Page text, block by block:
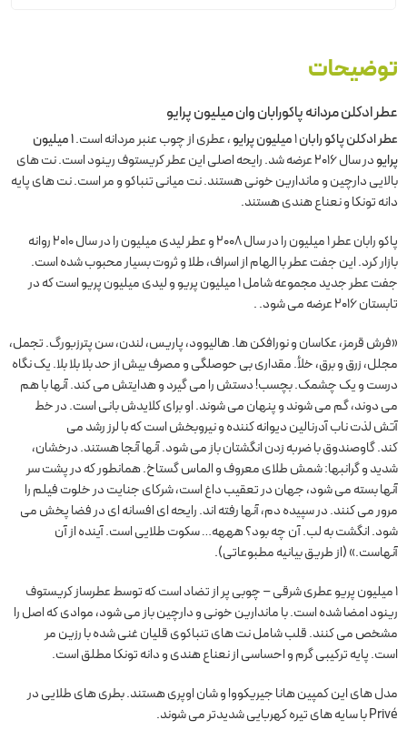
توضیحات
عطر ادکلن مردانه پاکورابان وان میلیون پرایو
عطر ادکلن پاکو رابان میلیون پرایو، عطری از چوب عنبر مردانه است. 1 میلیون
پرایو
در سال 2016 عرضه شد. رایحه اصلی این عطر کریستوف رینود است. نت های
بالایی دارچین و ماندارین خونی هستند. نت میانی تنباکو و مر است. نت های پایه
دانه تونکا و نعناع هندی هستند.
پاکو رابان عطر 1 میلیون را در سال 2008 و عطر لیدی میلیون را در سال 2010 روانه
بازار کرد. این جفت عطر با الهام از اسراف، طلا و ثروت بسیار محبوب شده است.
جفت عطر جدید مجموعه شامل 1 میلیون پریو و لیدی میلیون پریو است که در
تابستان 2016 عرضه می شود. .
«فرش قرمز، عکاسان و نورافکن ها. هالیوود، پاریس، لندن، سن پترزبورگ. تجمل،
مجلل، زرق و برق، خلأ. مقداری بی حوصلگی و مصرف بیش از حد بلا بلا بلا. یک نگاه
درست و یک چشمک. بچسب! دستش را می گیرد و هدایتش می کند. آنها با هم
می دوند، گم می شوند و پنهان می شوند. او برای کلایدش بانی است. در خط
آتش لذت ناب آدرنالین دیوانه کننده و نیروبخش است که با لرز رشد می
کند. گاوصندوق با ضربه زدن انگشتان باز می شود. آنها آنجا هستند. درخشان،
شدید و گرانبها: شمش طلای معروف و الماس گستاخ. همانطور که در پشت سر
آنها بسته می شود، جهان در تعقیب داغ است، شرکای جنایت در خلوت فیلم را
مرور می کنند. در سپیده دم، آنها رفته اند. رایحه ای افسانه ای در فضا پخش می
شود. انگشت به لب. آن چه بود؟ هههه… سکوت طلایی است. آینده از آن
آنهاست.» (از طریق بیانیه مطبوعاتی).
1 میلیون پریو عطری شرقی – چوبی پر از تضاد است که توسط عطرساز کریستوف
رینود امضا شده است. با ماندارین خونی و دارچین باز می شود، موادی که اصل را
مشخص می کنند. قلب شامل نت های تنباکوی قلیان غنی شده با رزین مر
است. پایه ترکیبی گرم و احساسی از نعناع هندی و دانه تونکا مطلق است.
مدل های این کمپین هانا جیریکووا و شان اوپری هستند. بطری های طلایی در
Privé با سایه های تیره کهربایی شدیدتر می شوند.